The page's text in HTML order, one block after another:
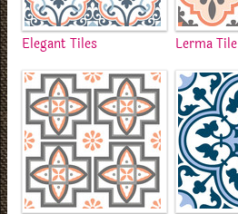
Elegant Tiles Lerma Tile